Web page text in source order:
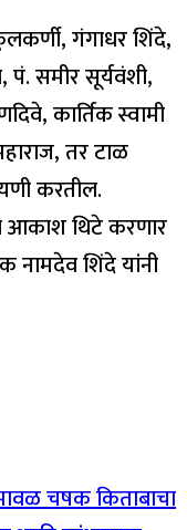
गंगाधर शिंदे,
पं. समीर सूर्यवंशी,
कार्तिक स्वामी
तर टाळ
करतील.
आकाश थिटे करणार
नामदेव शिंदे यांनी
चषक किताबाचा